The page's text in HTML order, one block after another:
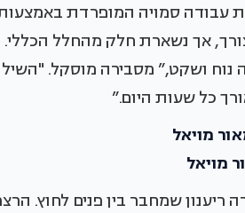
עבודה סמויה המופרדת
אך נשארת חלק מהחלל
נוח ושקט,” מסבירה מוסקל.
כל שעות היום.”
מויאל
שמחבר בין פנים לחוץ.